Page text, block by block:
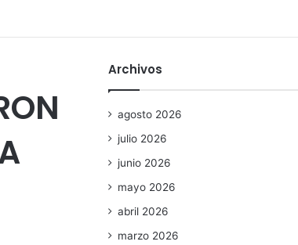
Archivos
agosto 2026
julio 2026
junio 2026
mayo 2026
abril 2026
marzo 2026